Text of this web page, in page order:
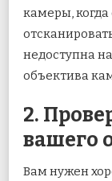
камеры, когда
недоступна
объектива
2.
вашего
Вам нужен